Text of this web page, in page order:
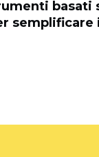
basati
semplificare